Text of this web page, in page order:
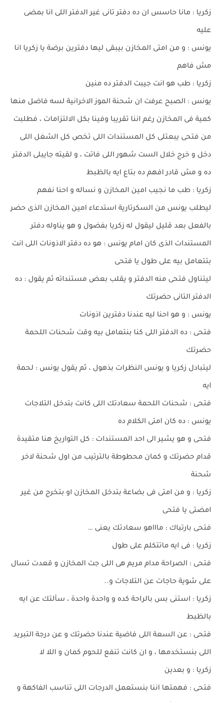
زكريا : مانا حاسس ان ده دفتر تانى غير الدفتر اللى انا بمضى
عليه
يونس : و من امتى المخازن بيبقى ليها دفترين برضة يا زكريا انا
مش فاهم
زكريا : طب هو انت جيبت الدفتر ده منين
يونس : الصبح عرفت ان شحنة الموز الاخرانية لسه فاضل منها
كمية فى المخازن رغم اننا تقريبا وفينا بكل الالتزامات ، فطلبت
من فتحى يبعتلى كل المستندات اللى تخص كل الشغل اللى
دخل و خرج خلال الست شهور اللى فاتت ، و لقيته جايبلى الدفتر
ده و مش قادر افهم ده بتاع ايه بالظبط
زكريا : طب ما نجيب امين المخازن و نساله و احنا نفهم
ليطلب يونس من السكرتارية استدعاء امين المخازن الذى حضر
بالفعل بعد قليل ليقول له زكريا بفضول و هو يناوله دفتر
المستندات الذى كان امام يونس : هو ده دفتر الاذونات اللى انت
بتتعامل بيه على طول يا فتحى
ليتناول فتحى منه الدفتر و يقلب بعض مستنداته ثم يقول : ده
الدفتر التانى حضرتك
يونس : و هو احنا ليه عندنا دفترين اذونات
فتحى : ده الدفتر اللى كنا بنتعامل بيه وقت شحنات اللحمة
حضرتك
ليتبادل زكريا و يونس النظرات بذهول ، ثم يقول يونس : لحمة
ايه
فتحى : شحنات اللحمة سعادتك اللى كانت بتدخل التلاجات
يونس : ده كان امتى الكلام ده
فتحى و هو يشير الى احد المستندات : كل التواريخ هنا متقيدة
قدام حضرتك و كمان محطوطة بالترتيب من اول شحنة لاخر
شحنة
زكريا : و من امتى فى بضاعة بتدخل المخازن او بتخرج من غير
امضتى يا فتحى
فتحى بارتباك : ماااهو سعادتك يعنى …
زكريا : فى ايه ماتتكلم على طول
فتحى : الصراحة مدام مريم هى اللى جت المخازن و قعدت تسال
على شوية حاجات عن التلاجات و..
زكريا : استنى بس بالراحة كده و واحدة واحدة ، سألتك عن ايه
بالظبط
فتحى : عن السعة اللى فاضية عندنا حضرتك و عن درجة التبريد
اللى بنستخدمها ، و ان كانت تنفع للحوم كمان و اللا لا
زكريا : و بعدين
فتحى : فهمتها اننا بنستعمل الدرجات اللى تناسب الفاكهة و